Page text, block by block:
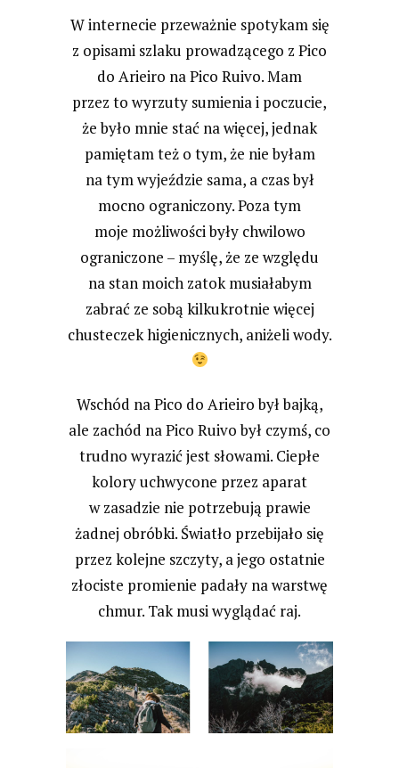
W internecie przeważnie spotykam się
z opisami szlaku prowadzącego z Pico
do Arieiro na Pico Ruivo. Mam
przez to wyrzuty sumienia i poczucie,
że było mnie stać na więcej, jednak
pamiętam też o tym, że nie byłam
na tym wyjeździe sama, a czas był
mocno ograniczony. Poza tym
moje możliwości były chwilowo
ograniczone – myślę, że ze względu
na stan moich zatok musiałabym
zabrać ze sobą kilkukrotnie więcej
chusteczek higienicznych, aniżeli wody.
Wschód na Pico do Arieiro był bajką,
ale zachód na Pico Ruivo był czymś, co
trudno wyrazić jest słowami. Ciepłe
kolory uchwycone przez aparat
w zasadzie nie potrzebują prawie
żadnej obróbki. Światło przebijało się
przez kolejne szczyty, a jego ostatnie
złociste promienie padały na warstwę
chmur. Tak musi wyglądać raj.